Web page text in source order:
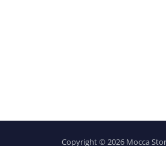
Copyright © 2026 Mocca